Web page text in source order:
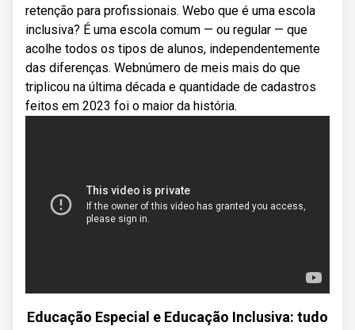
retenção para profissionais. Webo que é uma escola
inclusiva? É uma escola comum — ou regular — que
acolhe todos os tipos de alunos, independentemente
das diferenças. Webnúmero de meis mais do que
triplicou na última década e quantidade de cadastros
feitos em 2023 foi o maior da história.
Educação Especial e Educação Inclusiva: tudo